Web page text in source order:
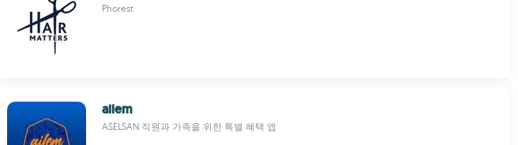
Phorest
ailem
ASELSAN 직원과 가족을 위한 특별 혜택 앱